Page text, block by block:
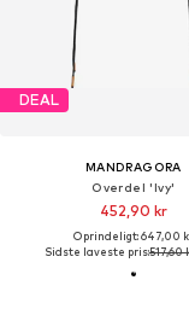
DEAL
MANDRAGORA
Overdel 'Ivy'
452,90 kr
Oprindeligt: 647,00
Sidste laveste pris:517,60